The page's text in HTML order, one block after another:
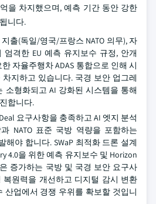
을 차지했으며, 예측 기간 동안 강한
니다.
출(독일/영국/프랑스 NATO 의무), 자
엄격한 EU 예측 유지보수 규정, 안개
자율주행차 ADAS 통합으로 인해 시
지하고 있습니다. 국경 보안 업그레
소형화되고 AI 강화된 시스템을 통해
합니다.
요구사항을 충족하고 AI 엣지 분석
NATO 표준 국방 역량을 포함하는
해야 합니다. SWaP 최적화 드론 설계
4.0을 위한 예측 유지보수 및 Horizon
증가하는 국방 및 국경 보안 요구사
복원력을 개선하고 디지털 감시 변환
산업에서 경쟁 우위를 확보할 것입니